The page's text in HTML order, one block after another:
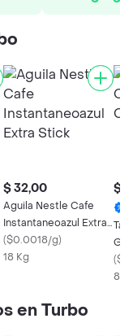
$ 32,00
Aguila Nestle Cafe
Instantaneoazul Extra
Stick
($0.0018/g)
18 Kg
$
(
85
en Turbo